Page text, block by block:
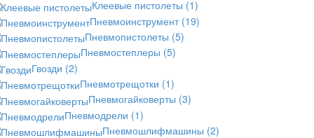
Клеевые пистолеты (1)
Пневмоинструмент (19)
Пневмопистолеты (5)
Пневмостеплеры (5)
Гвозди (2)
Пневмотрещотки (1)
Пневмогайковерты (3)
Пневмодрели (1)
Пневмошлифмашины (2)